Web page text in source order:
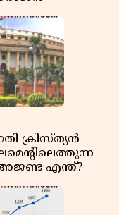
ക്രിസ്ത്യൻ
അജണ്ട എന്ത്?